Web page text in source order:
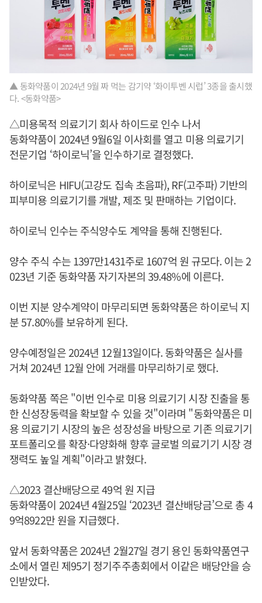
▲ 동화약품이 2024년 9월 짜 먹는 감기약 ‘화이투벤 시럽’ 3종을 출시했
다. <동화약품>
△미용목적 의료기기 회사 하이드로 인수 나서
동화약품이 2024년 9월6일 이사회를 열고 미용 의료기기
전문기업 ‘하이로닉’을 인수하기로 결정했다.
하이로닉은 HIFU(고강도 집속 초음파), RF(고주파) 기반의
피부미용 의료기기를 개발, 제조 및 판매하는 기업이다.
하이로닉 인수는 주식양수도 계약을 통해 진행된다.
양수 주식 수는 1397만1431주로 1607억 원 규모다. 이는 2
023년 기준 동화약품 자기자본의 39.48%에 이른다.
이번 지분 양수계약이 마무리되면 동화약품은 하이로닉 지
분 57.80%를 보유하게 된다.
양수예정일은 2024년 12월13일이다. 동화약품은 실사를
거쳐 2024년 12월 안에 거래를 마무리하기로 했다.
동화약품 쪽은 "이번 인수로 미용 의료기기 시장 진출을 통
한 신성장동력을 확보할 수 있을 것"이라며 "동화약품은 미
용 의료기기 시장의 높은 성장성을 바탕으로 기존 의료기기
포트폴리오를 확장·다양화해 향후 글로벌 의료기기 시장 경
쟁력도 높일 계획"이라고 밝혔다.
△2023 결산배당으로 49억 원 지급
동화약품이 2024년 4월25일 ‘2023년 결산배당금’으로 총 4
9억8922만 원을 지급했다.
앞서 동화약품은 2024년 2월27일 경기 용인 동화약품연구
소에서 열린 제95기 정기주주총회에서 이같은 배당안을 승
인받았다.